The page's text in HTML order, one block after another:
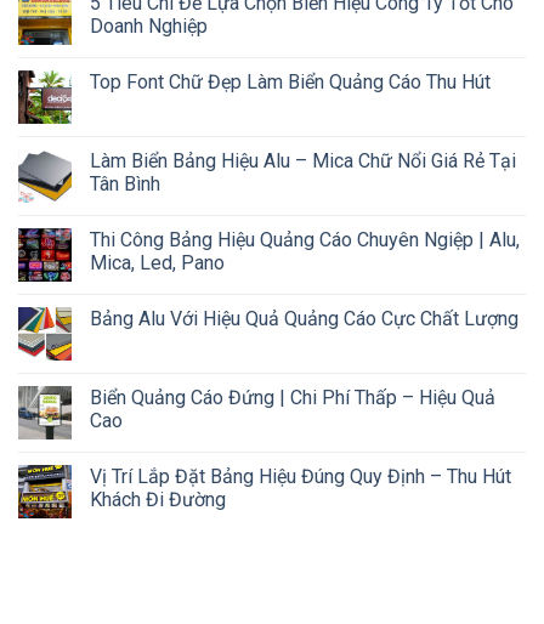
Doanh Nghiệp
Top Font Chữ Đẹp Làm Biển Quảng Cáo Thu Hút
Làm Biển Bảng Hiệu Alu – Mica Chữ Nổi Giá Rẻ Tại
Tân Bình
Thi Công Bảng Hiệu Quảng Cáo Chuyên Ngiệp | Alu,
Mica, Led, Pano
Bảng Alu Với Hiệu Quả Quảng Cáo Cực Chất Lượng
Biển Quảng Cáo Đứng | Chi Phí Thấp – Hiệu Quả
Cao
Vị Trí Lắp Đặt Bảng Hiệu Đúng Quy Định – Thu Hút
Khách Đi Đường